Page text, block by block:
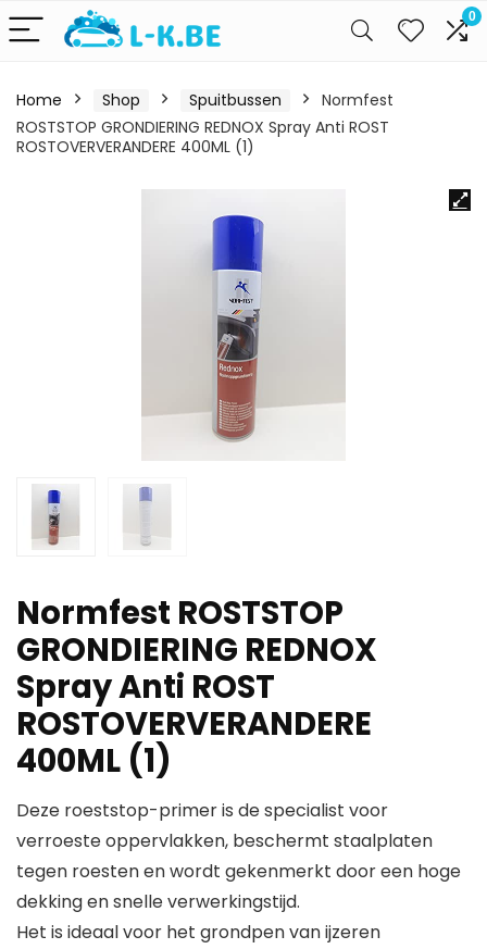
0
Home Shop Spuitbussen
Normfest
ROSTSTOP GRONDIERING REDNOX Spray Anti ROST
ROSTOVERVERANDERE 400ML (1)
Normfest ROSTSTOP
GRONDIERING REDNOX
Spray Anti ROST
ROSTOVERVERANDERE
400ML (1)
Deze roeststop-primer is de specialist voor
verroeste oppervlakken, beschermt staalplaten
tegen roesten en wordt gekenmerkt door een hoge
dekking en snelle verwerkingstijd.
Het is ideaal voor het grondpen van ijzeren